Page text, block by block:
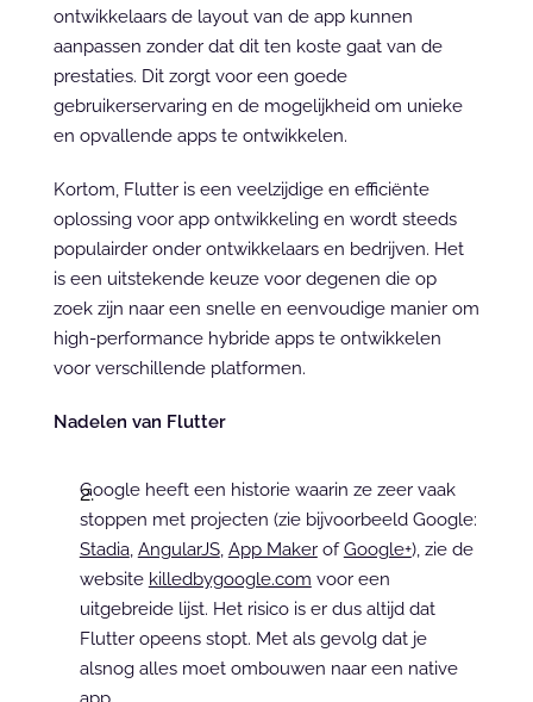
ontwikkelaars de layout van de app kunnen
aanpassen zonder dat dit ten koste gaat van de
prestaties. Dit zorgt voor een goede
gebruikerservaring en de mogelijkheid om unieke
en opvallende apps te ontwikkelen.
Kortom, Flutter is een veelzijdige en efficiënte
oplossing voor app ontwikkeling en wordt steeds
populairder onder ontwikkelaars en bedrijven. Het
is een uitstekende keuze voor degenen die op
zoek zijn naar een snelle en eenvoudige manier om
high-performance hybride apps te ontwikkelen
voor verschillende platformen.
Nadelen van Flutter
Google heeft een historie waarin ze zeer vaak
Stadia, AngularJS, App Maker of Google+), zie de
website killedbygoogle.com voor een
uitgebreide lijst. Het risico is er dus altijd dat
Flutter opeens stopt. Met als gevolg dat je
alsnog alles moet ombouwen naar een native